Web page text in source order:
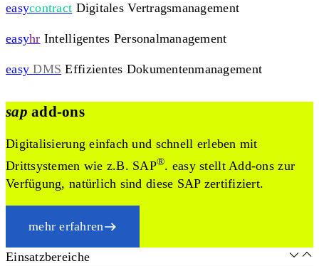
easycontract Digitales Vertragsmanagement
easyhr Intelligentes Personalmanagement
easy DMS Effizientes Dokumentenmanagement
sap add-ons
Digitalisierung einfach und schnell erleben mit
Drittsystemen wie z.B. SAP®. easy stellt Add-ons zur
Verfügung, natürlich sind diese SAP zertifiziert.
mehr erfahren
Einsatzbereiche